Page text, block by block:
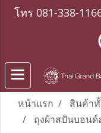
โทร 081-338-
หน้าแรก สินค้า
ถุงผ้าสปันบอน